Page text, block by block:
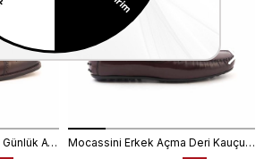
Kemal Tanca Gold Erkek Günlük Ayakkabı 6612-152 Mocassini Erkek Açma Deri Kauçuk Taban Bordo Günlük Ayakkabı